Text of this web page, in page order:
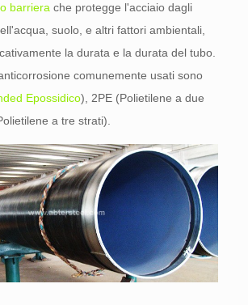
barrierache protegge l'acciaio dagli
suolo, e altri fattori ambientali,
la durata e la durata del tubo.
comunemente usati sono
Epossidico), 2PE (Polietilene a due
a tre strati).